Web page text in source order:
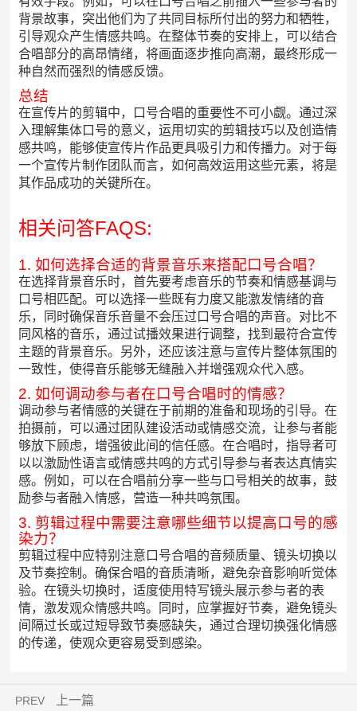
背景故事，突出他们为了共同目标所付出的努力和牺牲，
引导观众产生情感共鸣。在整体节奏的安排上，可以结合
合唱部分的高昂情绪，将画面逐步推向高潮，最终形成一
种自然而强烈的情感反馈。
总结
在宣传片的剪辑中，口号合唱的重要性不可小觑。通过深
入理解集体口号的意义，运用切实的剪辑技巧以及创造情
感共鸣，能够使宣传片作品更具吸引力和传播力。对于每
一个宣传片制作团队而言，如何高效运用这些元素，将是
其作品成功的关键所在。
相关问答FAQS:
1. 如何选择合适的背景音乐来搭配口号合唱？
在选择背景音乐时，首先要考虑音乐的节奏和情感基调与
口号相匹配。可以选择一些既有力度又能激发情绪的音
乐，同时确保音乐音量不会压过口号合唱的声音。对比不
同风格的音乐，通过试播效果进行调整，找到最符合宣传
主题的背景音乐。另外，还应该注意与宣传片整体氛围的
一致性，使得音乐能够无缝融入并增强观众代入感。
2. 如何调动参与者在口号合唱时的情感？
调动参与者情感的关键在于前期的准备和现场的引导。在
拍摄前，可以通过团队建设活动或情感交流，让参与者能
够放下顾虑，增强彼此间的信任感。在合唱时，指导者可
以以激励性语言或情感共鸣的方式引导参与者表达真情实
感。例如，可以在合唱前分享一些与口号相关的故事，鼓
励参与者融入情感，营造一种共鸣氛围。
3. 剪辑过程中需要注意哪些细节以提高口号的感
染力？
剪辑过程中应特别注意口号合唱的音频质量、镜头切换以
及节奏控制。确保合唱的音质清晰，避免杂音影响听觉体
验。在镜头切换时，适度使用特写镜头展示参与者的表
情，激发观众情感共鸣。同时，应掌握好节奏，避免镜头
间隔过长或过短导致节奏感缺失，通过合理切换强化情感
的传递，使观众更容易受到感染。
PREV 上一篇